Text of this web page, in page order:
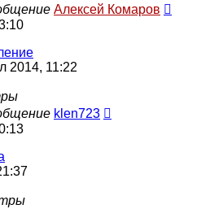
Алексей Комаров
2014, 11:22
klen723